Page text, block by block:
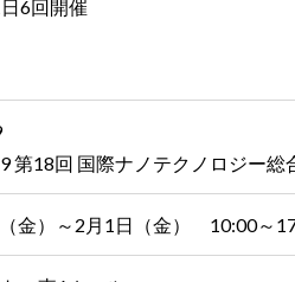
6回開催
第18回 国際ナノテクノロジー
金）～2月1日（金） 10:00～